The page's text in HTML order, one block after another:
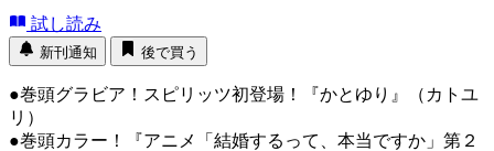
試し読み
新刊通知 後で買う
●巻頭グラビア！スピリッツ初登場！『かとゆり』（カトユ
リ）
●巻頭カラー！『アニメ「結婚するって、本当ですか」第２